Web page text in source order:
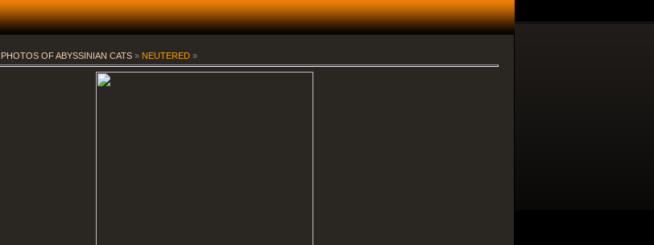
PHOTOS OF ABYSSINIAN CATS» NEUTERED»